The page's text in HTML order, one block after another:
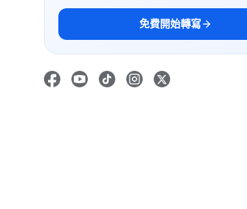
免費開始轉寫